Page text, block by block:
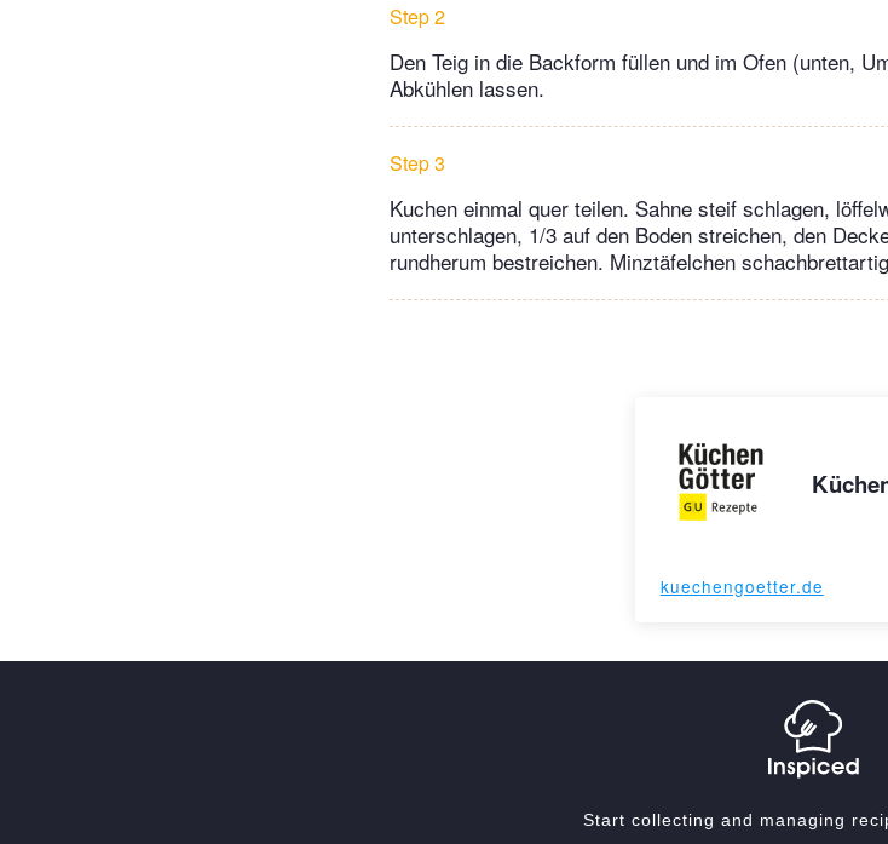
Step 2
Den Teig in die Backform füllen und im Ofen (unten,
Abkühlen lassen.
Step 3
Kuchen einmal quer teilen. Sahne steif schlagen,
unterschlagen, 1/3 auf den Boden streichen, den
rundherum bestreichen. Minztäfelchen
kuechengoetter.de
Start collecting and managing